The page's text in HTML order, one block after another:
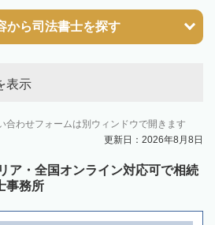
から司法書士を探す
表示
合わせフォームは別ウィンドウで開きます
更新日：2026年8月8日
ア・全国オンライン対応可で相続
事務所